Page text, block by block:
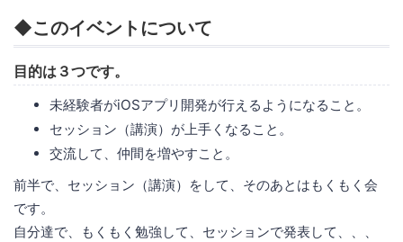
◆このイベントについて
目的は３つです。
未経験者がiOSアプリ開発が行えるようになること。
セッション（講演）が上手くなること。
交流して、仲間を増やすこと。
前半で、セッション（講演）をして、そのあとはもくもく会
です。
自分達で、もくもく勉強して、セッションで発表して、、、